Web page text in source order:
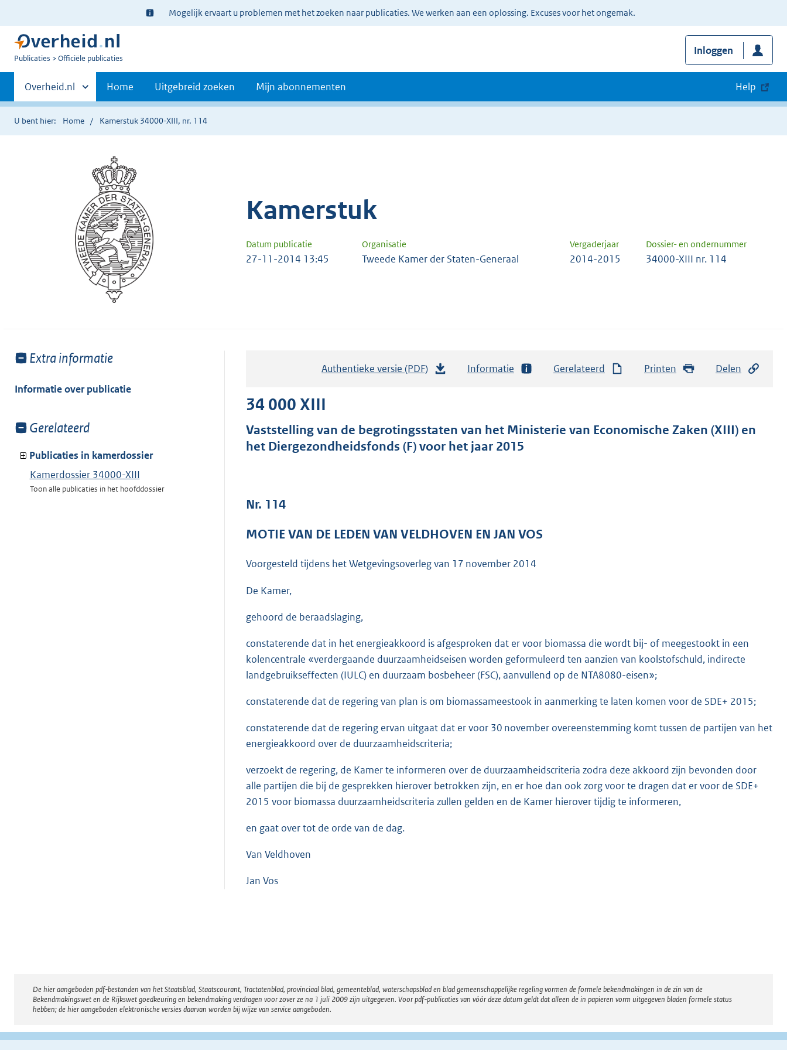
Ter
informatie:
Mogelijk ervaart u problemen met het zoeken naar publicaties. We werken aan een oplossing. Excuses voor het ongemak.
U
Publicaties Officiële publicaties
Inloggen
Primaire
navigatie
Andere
sites
binnen
Overheid.nl Home Uitgebreid zoeken Mijn abonnementen Help
U bent hier: Home Kamerstuk 34000-XIII, nr. 114
Kamerstuk
Datum publicatie Organisatie Vergaderjaar Dossier- en ondernummer
27-11-2014 13:45 Tweede Kamer der Staten-Generaal 2014-2015 34000-XIII nr. 114
Toon
van:
Extra informatie
Informatie over publicatie
Toon
van:
Gerelateerd
Publicaties in kamerdossier
Kamerdossier 34000-XIII
Toon alle publicaties in het hoofddossier
Authentieke versie (PDF)
a
n
o
o
6
K
b
Informatie Gerelateerd Printen Delen
34 000 XIII
Vaststelling van de begrotingsstaten van het Ministerie van Economische Zaken (XIII) en
het Diergezondheidsfonds (F) voor het jaar 2015
Nr. 114
MOTIE VAN DE LEDEN VAN VELDHOVEN EN JAN VOS
Voorgesteld tijdens het Wetgevingsoverleg van 17 november 2014
De Kamer,
gehoord de beraadslaging,
constaterende dat in het energieakkoord is afgesproken dat er voor biomassa die wordt bij- of meegestookt in een
kolencentrale «verdergaande duurzaamheidseisen worden geformuleerd ten aanzien van koolstofschuld, indirecte
landgebruikseffecten (IULC) en duurzaam bosbeheer (FSC), aanvullend op de NTA8080-eisen»;
constaterende dat de regering van plan is om biomassameestook in aanmerking te laten komen voor de SDE+ 2015;
constaterende dat de regering ervan uitgaat dat er voor 30 november overeenstemming komt tussen de partijen van het
energieakkoord over de duurzaamheidscriteria;
verzoekt de regering, de Kamer te informeren over de duurzaamheidscriteria zodra deze akkoord zijn bevonden door
alle partijen die bij de gesprekken hierover betrokken zijn, en er hoe dan ook zorg voor te dragen dat er voor de SDE+
2015 voor biomassa duurzaamheidscriteria zullen gelden en de Kamer hierover tijdig te informeren,
en gaat over tot de orde van de dag.
Van Veldhoven
Jan Vos
Disclaimer
De hier aangeboden pdf-bestanden van het Staatsblad, Staatscourant, Tractatenblad, provinciaal blad, gemeenteblad, waterschapsblad en blad gemeenschappelijke regeling vormen de formele bekendmakingen in de zin van de
Bekendmakingswet en de Rijkswet goedkeuring en bekendmaking verdragen voor zover ze na 1 juli 2009 zijn uitgegeven. Voor pdf-publicaties van vóór deze datum geldt dat alleen de in papieren vorm uitgegeven bladen formele status
hebben; de hier aangeboden elektronische versies daarvan worden bij wijze van service aangeboden.